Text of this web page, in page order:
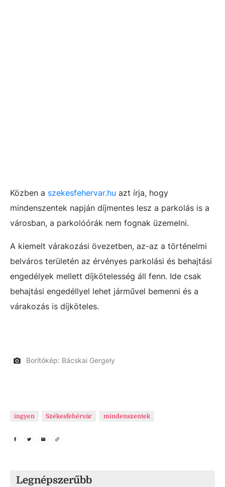
Közben a szekesfehervar.hu azt írja, hogy
mindenszentek napján díjmentes lesz a parkolás is a
városban, a parkolóórák nem fognak üzemelni.
A kiemelt várakozási övezetben, az-az a történelmi
belváros területén az érvényes parkolási és behajtási
engedélyek mellett díjkötelesség áll fenn. Ide csak
behajtási engedéllyel lehet járművel bemenni és a
várakozás is díjköteles.
Borítókép: Bácskai Gergely
ingyen Székesfehérvár mindenszentek
Legnépszerűbb